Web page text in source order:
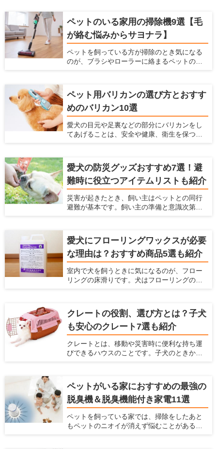
マット、サークルなど、たくさんのペット用
の寝床が販売されています。愛犬家住宅で
は、犬が快適な寝床に関しての情報を日々
チェックしています。 ここでは犬用の寝床を
作りたいけど、どんなものを選んだらよい
か、どんな場所に設置したらよいかわからな
床を置くのがよいのかなど、幅広い情報をま
とめましたので参考にしてください。
ペットのいる家用の掃除機9選【毛
が絡む悩みからサヨナラ】
ペットを飼っている方が掃除のとき気になる
のが、ブラシやローラーに絡まるペットの抜
く故障の原因となります。 掃除機のみなら
ず、お掃除ワイパーや粘着ローラーを駆使し
て抜け毛対策に日々奮闘されている方も多い
ことだと思います。もし、ペットの毛が絡み
にくい掃除機があれば、毎日のお掃除がラク
になると思いませんか？ 本記事では、ペット
ペット用バリカンの選び方とおすす
めのバリカン10選
愛犬の目元や足裏などの部分にバリカンをし
てあげることは、安全や健康、衛生を保つた
が大変という悩みもあると思います。 サロン
でバリカンをしてもらうこともできますが、
自宅でお手入れとしてバリカンをしてあげた
いという飼い主さんも多いと思います。そこ
で今回は、ペット用バリカンの選び方とス
ムーズに足裏や顔の毛をケアできるおすすめ
愛犬の防災グッズおすすめ7選！避
難時に役立つアイテムリストも紹介
災害が起きたとき、飼い主はペットとの同行
避難が基本です。飼い主の準備と意識次第
どんな防災グッズを用意しておけばよいで
しょうか。 愛犬の安全と健康を守るため、ラ
イフラインの停止を想定して、今から必要な
防災グッズを備蓄しておきましょう。ここで
は、避難生活に必要なアイテムリストとおす
すめの防災グッズを紹介します。
愛犬にフローリングワックスが必要
な理由は？おすすめ商品5選も紹介
室内で犬を飼うときに気になるのが、フロー
リングの床滑りです。犬はフローリングの上
間で過ごしたいなら、ペット対応可のフロー
リングワックスがおすすめです。床に塗るだ
けで滑り止めやキズ防止効果が得られます。
この記事では、フローリングワックスを選ぶ
ポイントとフロアコーティングとの違い、お
すすめ商品5つを紹介します。
クレートの役割、選び方とは？子犬
も安心のクレート7選も紹介
クレートとは、移動や災害時に便利な持ち運
びできるハウスのことです。子犬のときから
は、クレートの使い方と選び方を紹介すると
ともに、素材別おすすめ商品を7つピックアッ
プして紹介します。
ペットがいる家におすすめの最強の
脱臭機＆脱臭機能付き家電11選
ペットを飼っている家では、掃除をしたあと
もペットのニオイが消えず悩むことがあるか